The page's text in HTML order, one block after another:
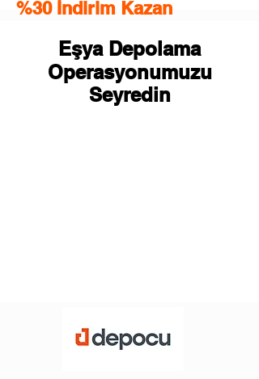
%30 İndirim Kazan
Eşya Depolama
Operasyonumuzu
Seyredin